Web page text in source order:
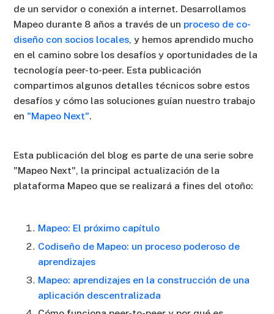
de un servidor o conexión a internet. Desarrollamos
Mapeo durante 8 años a través de un proceso de co-
diseño con socios locales, y hemos aprendido mucho
en el camino sobre los desafíos y oportunidades de la
tecnología peer-to-peer. Esta publicación
compartimos algunos detalles técnicos sobre estos
desafíos y cómo las soluciones guían nuestro trabajo
en "Mapeo Next".
Esta publicación del blog es parte de una serie sobre
"Mapeo Next", la principal actualización de la
plataforma Mapeo que se realizará a fines del otoño:
Mapeo: El próximo capítulo
Codiseño de Mapeo: un proceso poderoso de
aprendizajes
Mapeo: aprendizajes en la construcción de una
aplicación descentralizada